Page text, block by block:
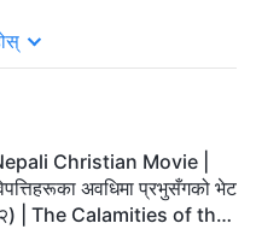
Christian Movie |
अवधिमा प्रभुसँगको भेट
| The Calamities of the